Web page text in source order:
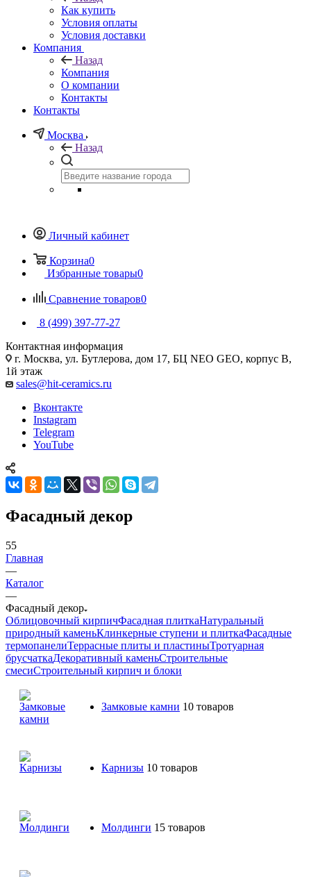
Как купить
Условия оплаты
Условия доставки
Компания
Назад
Компания
О компании
Контакты
Контакты
Москва
Назад
Личный кабинет
Корзина0
Избранные товары0
Сравнение товаров0
8 (499) 397-77-27
Контактная информация
г. Москва, ул. Бутлерова, дом 17, БЦ NEO GEO, корпус В,
1й этаж
sales@hit-ceramics.ru
Вконтакте
Instagram
Telegram
YouTube
Фасадный декор
55
Главная
—
Каталог
—
Фасадный декор
Облицовочный кирпичФасадная плиткаНатуральный
природный каменьКлинкерные ступени и плиткаФасадные
термопанелиТеррасные плиты и пластиныТротуарная
брусчаткаДекоративный каменьСтроительные
смесиСтроительный кирпич и блоки
Замковые камни 10 товаров
Карнизы 10 товаров
Молдинги 15 товаров